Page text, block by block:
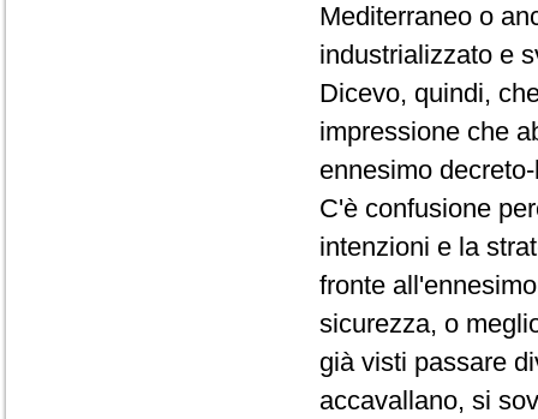
Mediterraneo o
industrializzato e
Dicevo, quindi,
impressione che
ennesimo
C'è confusione
intenzioni e la
fronte
sicurezza, o
già visti passare
accavallano, si